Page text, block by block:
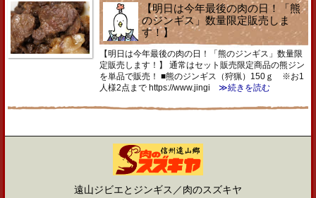
【明日は今年最後の肉の日！「熊
のジンギス」数量限定販売しま
す！】
【明日は今年最後の肉の日！「熊のジンギス」数量限
定販売します！】 通常はセット販売限定商品の熊ジン
を単品で販売！ ■熊のジンギス（狩猟）150ｇ ※お1
人様2点まで https://www.jingi
≫続きを読む
遠山ジビエとジンギス／肉のスズキヤ